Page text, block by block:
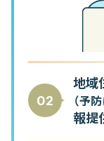
02
地域
（予
報提